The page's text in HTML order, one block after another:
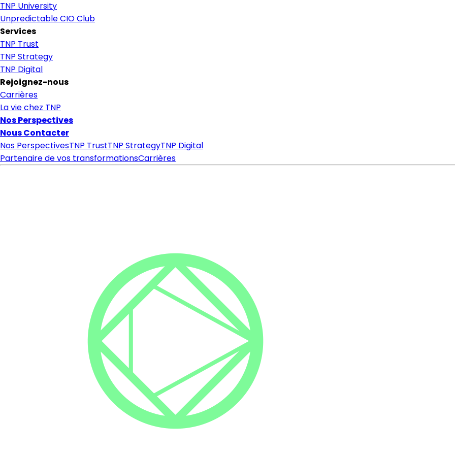
TNP University
Unpredictable CIO Club
Services
TNP Trust
TNP Strategy
TNP Digital
Rejoignez-nous
Carrières
La vie chez TNP
Nos Perspectives
Nous Contacter
Nos PerspectivesTNP TrustTNP StrategyTNP Digital
Partenaire de vos transformationsCarrières